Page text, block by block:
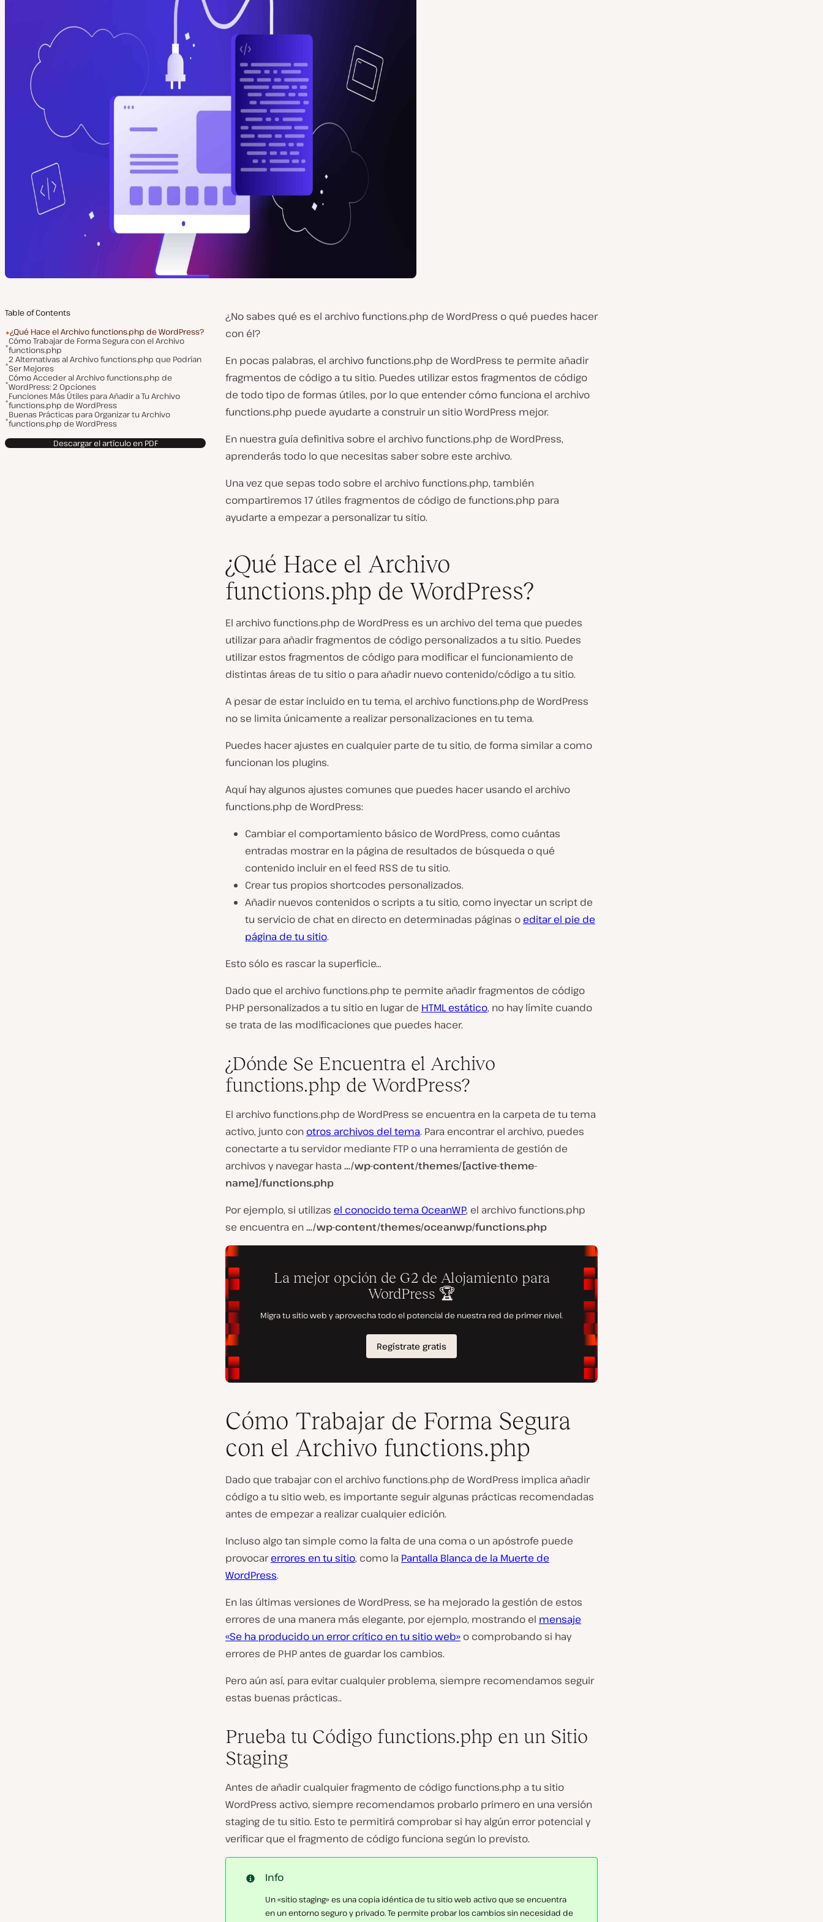
Table of Contents
¿Qué Hace el Archivo functions.php de WordPress?
Cómo Trabajar de Forma Segura con el Archivo
functions.php
2 Alternativas al Archivo functions.php que Podrían
Ser Mejores
Cómo Acceder al Archivo functions.php de
WordPress: 2 Opciones
Funciones Más Útiles para Añadir a Tu Archivo
functions.php de WordPress
Buenas Prácticas para Organizar tu Archivo
functions.php de WordPress
Descargar el artículo en PDF
¿No sabes qué es el archivo functions.php de WordPress o qué puedes hacer
con él?
En pocas palabras, el archivo functions.php de WordPress te permite añadir
fragmentos de código a tu sitio. Puedes utilizar estos fragmentos de código
de todo tipo de formas útiles, por lo que entender cómo funciona el archivo
functions.php puede ayudarte a construir un sitio WordPress mejor.
En nuestra guía definitiva sobre el archivo functions.php de WordPress,
aprenderás todo lo que necesitas saber sobre este archivo.
Una vez que sepas todo sobre el archivo functions.php, también
compartiremos 17 útiles fragmentos de código de functions.php para
ayudarte a empezar a personalizar tu sitio.
¿Qué Hace el Archivo
functions.php de WordPress?
El archivo functions.php de WordPress es un archivo del tema que puedes
utilizar para añadir fragmentos de código personalizados a tu sitio. Puedes
utilizar estos fragmentos de código para modificar el funcionamiento de
distintas áreas de tu sitio o para añadir nuevo contenido/código a tu sitio.
A pesar de estar incluido en tu tema, el archivo functions.php de WordPress
no se limita únicamente a realizar personalizaciones en tu tema.
Puedes hacer ajustes en cualquier parte de tu sitio, de forma similar a como
funcionan los plugins.
Aquí hay algunos ajustes comunes que puedes hacer usando el archivo
functions.php de WordPress:
Cambiar el comportamiento básico de WordPress, como cuántas
entradas mostrar en la página de resultados de búsqueda o qué
contenido incluir en el feed RSS de tu sitio.
Crear tus propios shortcodes personalizados.
Añadir nuevos contenidos o scripts a tu sitio, como inyectar un script de
tu servicio de chat en directo en determinadas páginas o editar el pie de
página de tu sitio.
Esto sólo es rascar la superficie…
Dado que el archivo functions.php te permite añadir fragmentos de código
PHP personalizados a tu sitio en lugar de HTML estático, no hay límite cuando
se trata de las modificaciones que puedes hacer.
¿Dónde Se Encuentra el Archivo
functions.php de WordPress?
El archivo functions.php de WordPress se encuentra en la carpeta de tu tema
activo, junto con otros archivos del tema. Para encontrar el archivo, puedes
conectarte a tu servidor mediante FTP o una herramienta de gestión de
archivos y navegar hasta …/wp-content/themes/[active-theme-
name]/functions.php
Por ejemplo, si utilizas el conocido tema OceanWP, el archivo functions.php
se encuentra en…/wp-content/themes/oceanwp/functions.php
Cómo Trabajar de Forma Segura
con el Archivo functions.php
Dado que trabajar con el archivo functions.php de WordPress implica añadir
código a tu sitio web, es importante seguir algunas prácticas recomendadas
antes de empezar a realizar cualquier edición.
Incluso algo tan simple como la falta de una coma o un apóstrofe puede
provocarerrores en tu sitio, como la Pantalla Blanca de la Muerte de
WordPress.
En las últimas versiones de WordPress, se ha mejorado la gestión de estos
errores de una manera más elegante, por ejemplo, mostrando el mensaje
«Se ha producido un error crítico en tu sitio web» o comprobando si hay
errores de PHP antes de guardar los cambios.
Pero aún así, para evitar cualquier problema, siempre recomendamos seguir
estas buenas prácticas..
Prueba tu Código functions.php en un Sitio
Staging
Antes de añadir cualquier fragmento de código functions.php a tu sitio
WordPress activo, siempre recomendamos probarlo primero en una versión
staging de tu sitio. Esto te permitirá comprobar si hay algún error potencial y
verificar que el fragmento de código funciona según lo previsto.
Info
Un «sitio staging» es una copia idéntica de tu sitio web activo que se encuentra
en un entorno seguro y privado. Te permite probar los cambios sin necesidad de